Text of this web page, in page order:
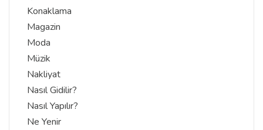
Konaklama
Magazin
Moda
Müzik
Nakliyat
Nasıl Gidilir?
Nasıl Yapılır?
Ne Yenir